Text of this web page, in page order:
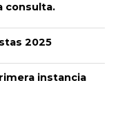
consulta.
2025
instancia